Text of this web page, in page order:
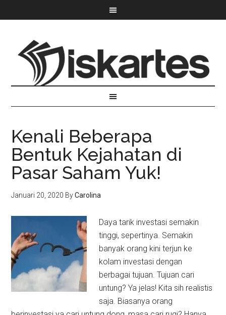
Kenali Beberapa
Bentuk Kejahatan di
Pasar Saham Yuk!
Januari 20, 2020 ByCarolina
Daya tarik investasi semakin
tinggi, sepertinya. Semakin
banyak orang kini terjun ke
kolam investasi dengan
berbagai tujuan. Tujuan cari
untung? Ya jelas! Kita sih realistis
saja. Biasanya orang